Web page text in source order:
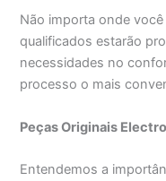
Não importa onde
qualificados estarão
necessidades no
processo o mais
Peças Originais
Entendemos a